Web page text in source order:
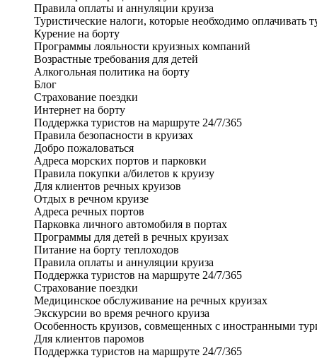
Правила оплаты и аннуляции круиза
Туристические налоги, которые необходимо
Курение на борту
Программы лояльности круизных компаний
Возрастные требования для детей
Алкогольная политика на борту
Блог
Страхование поездки
Интернет на борту
Поддержка туристов на маршруте 24/7/365
Правила безопасности в круизах
Добро пожаловаться
Адреса морских портов и парковки
Правила покупки а/билетов к круизу
Для клиентов речных круизов
Отдых в речном круизе
Адреса речных портов
Парковка личного автомобиля в портах
Программы для детей в речных круизах
Питание на борту теплоходов
Правила оплаты и аннуляции круиза
Поддержка туристов на маршруте 24/7/365
Страхование поездки
Медицинское обслуживание на речных круизах
Экскурсии во время речного круиза
Особенность круизов, совмещенных с иностранными
Для клиентов паромов
Поддержка туристов на маршруте 24/7/365